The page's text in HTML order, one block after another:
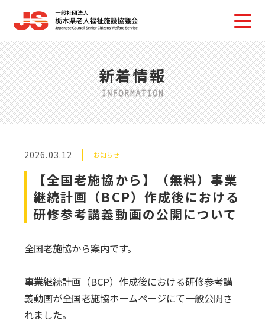
新着情報
2026.03.12 お知らせ
【全国老施協から】（無料）事業
継続計画（BCP）作成後における
研修参考講義動画の公開について
全国老施協から案内です。
事業継続計画（BCP）作成後における研修参考講
義動画が全国老施協ホームページにて一般公開さ
れました。